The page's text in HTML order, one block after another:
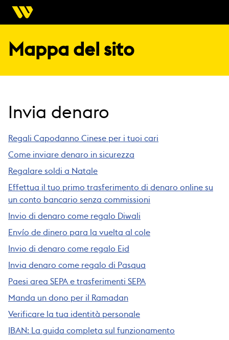
Mappa del sito
Invia denaro
Regali Capodanno Cinese per i tuoi cari
Come inviare denaro in sicurezza
Regalare soldi a Natale
Effettua il tuo primo trasferimento di denaro online su
un conto bancario senza commissioni
Invio di denaro come regalo Diwali
Envío de dinero para la vuelta al cole
Invio di denaro come regalo Eid
Invia denaro come regalo di Pasqua
Paesi area SEPA e trasferimenti SEPA
Manda un dono per il Ramadan
Verificare la tua identità personale
IBAN: La guida completa sul funzionamento